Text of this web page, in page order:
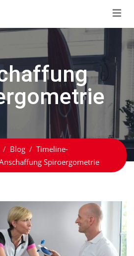
Blog
Timeline-
Spiroergometrie